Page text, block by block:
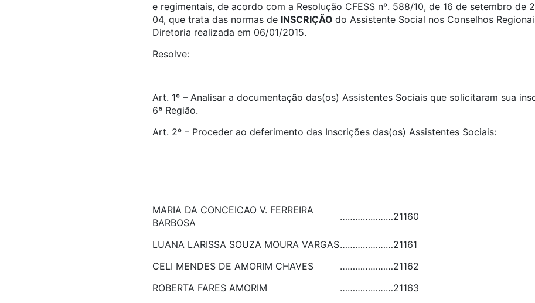
e regimentais, de acordo com a Resolução CFESS nº. 588/10, de 16 de setembro de
04, que trata das normas de INSCRIÇÃO do Assistente Social nos Conselhos
Diretoria realizada em 06/01/2015.
Resolve:
Art. 1º – Analisar a documentação das(os) Assistentes Sociais que solicitaram sua
6ª Região.
Art. 2º – Proceder ao deferimento das Inscrições das(os) Assistentes Sociais:
MARIA DA CONCEICAO V. FERREIRA
BARBOSA
…………………21160
LUANA LARISSA SOUZA MOURA VARGAS…………………21161
CELI MENDES DE AMORIM CHAVES
…………………21162
ROBERTA FARES AMORIM
…………………21163